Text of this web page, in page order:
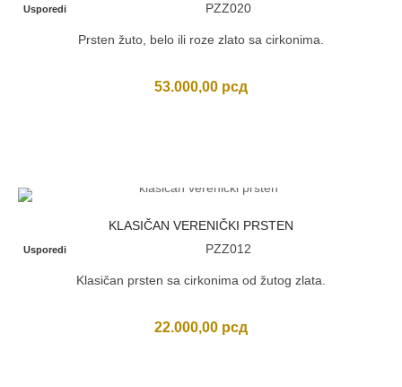
Usporedi PZZ020
Prsten žuto, belo ili roze zlato sa cirkonima.
53.000,00 рсд
KLASIČAN VERENIČKI PRSTEN
Usporedi PZZ012
Klasičan prsten sa cirkonima od žutog zlata.
22.000,00 рсд